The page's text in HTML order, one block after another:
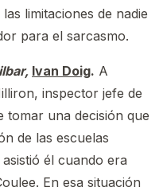
limitaciones de nadie
para el sarcasmo.
Ivan Doig. A
inspector jefe de
tomar una decisión que
de las escuelas
él cuando era
En esa situación